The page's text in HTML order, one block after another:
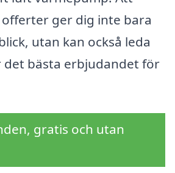
offerter ger dig inte bara
utan kan också leda
bästa erbjudandet för
gratis och utan